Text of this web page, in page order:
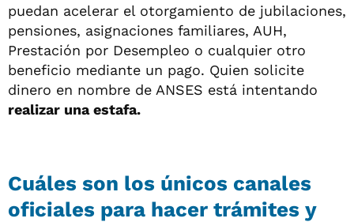
puedan acelerar el otorgamiento de jubilaciones,
pensiones, asignaciones familiares, AUH,
Prestación por Desempleo o cualquier otro
beneficio mediante un pago. Quien solicite
dinero en nombre de ANSES está intentando
realizar una estafa.
Cuáles son los únicos canales
oficiales para hacer trámites y